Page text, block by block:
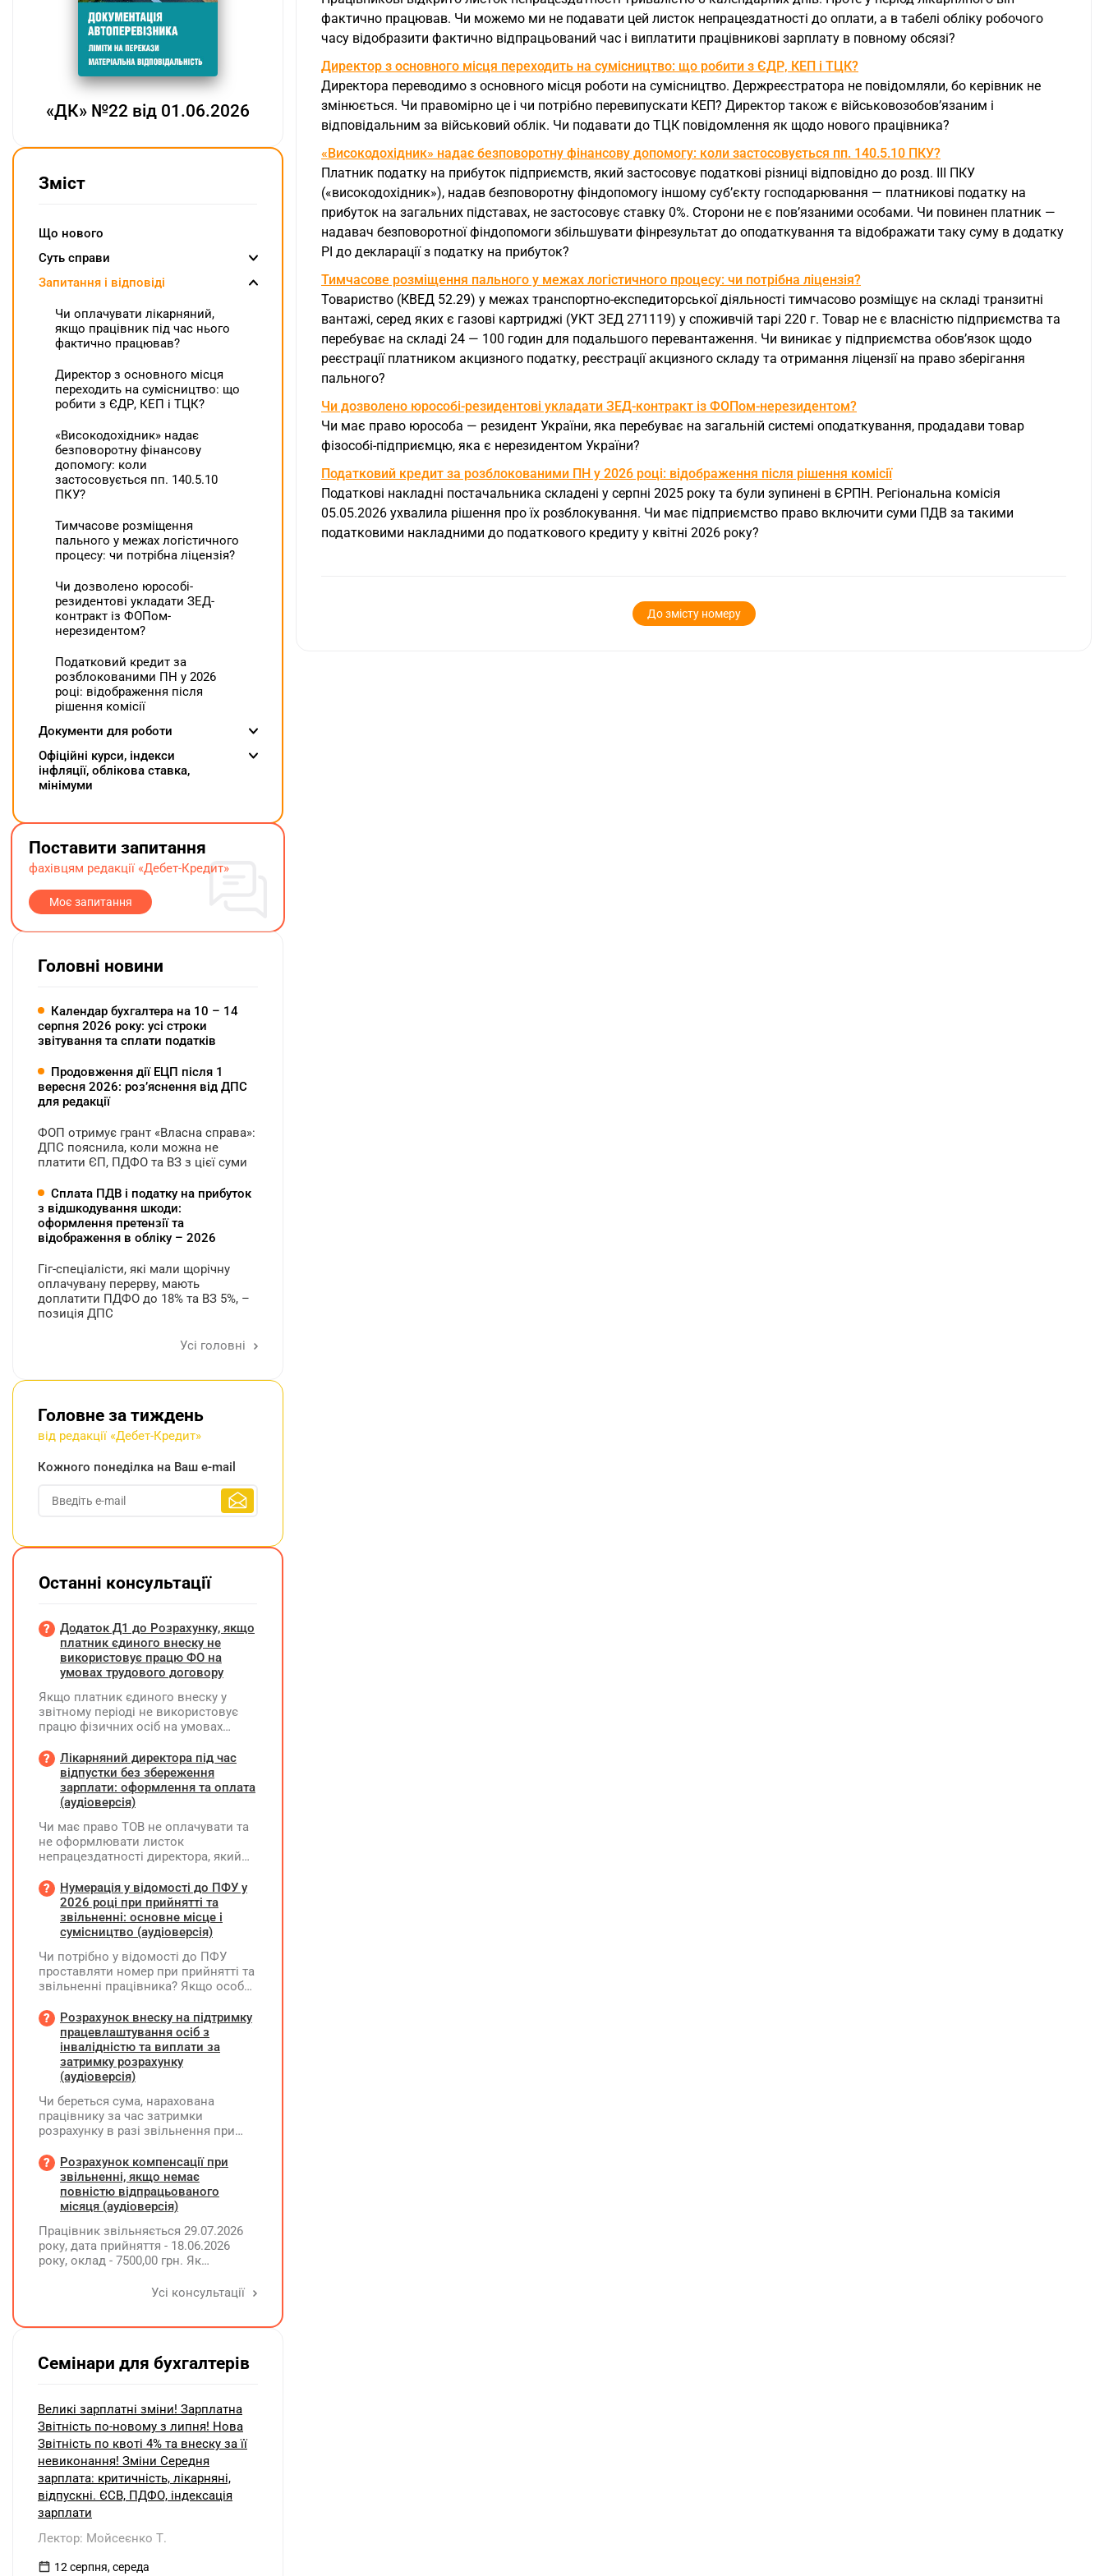
«ДК» №22 від 01.06.2026
Зміст
Що нового
Суть справи
Запитання і відповіді
Чи оплачувати лікарняний,
якщо працівник під час нього
фактично працював?
Директор з основного місця
переходить на сумісництво: що
робити з ЄДР, КЕП і ТЦК?
«Високодохідник» надає
безповоротну фінансову
допомогу: коли
застосовується пп. 140.5.10
ПКУ?
Тимчасове розміщення
пального у межах логістичного
процесу: чи потрібна ліцензія?
Чи дозволено юрособі-
резидентові укладати ЗЕД-
контракт із ФОПом-
нерезидентом?
Податковий кредит за
розблокованими ПН у 2026
році: відображення після
рішення комісії
Документи для роботи
Oфіційні курси, індекcи
інфляції, облікова ставка,
мінімуми
Поставити запитання
фахівцям редакції «Дебет-Кредит»
Моє запитання
Головні новини
Календар бухгалтера на 10 – 14
серпня 2026 року: усі строки
звітування та сплати податків
Продовження дії ЕЦП після 1
вересня 2026: розʼяснення від ДПС
для редакції
ФОП отримує грант «Власна справа»:
ДПС пояснила, коли можна не
платити ЄП, ПДФО та ВЗ з цієї суми
Сплата ПДВ і податку на прибуток
з відшкодування шкоди:
оформлення претензії та
відображення в обліку – 2026
Гіг-спеціалісти, які мали щорічну
оплачувану перерву, мають
доплатити ПДФО до 18% та ВЗ 5%, –
позиція ДПС
Усі головні
Головне за тиждень
від редакції «Дебет-Кредит»
Кожного понеділка на Ваш e-mail
Останні консультації
Додаток Д1 до Розрахунку, якщо
платник єдиного внеску не
використовує працю ФО на
умовах трудового договору
Якщо платник єдиного внеску у
звітному періоді не використовує
працю фізичних осіб на умовах
на інших умовах, передбачених
законодавством, Додаток Д1/
Додаток ФІЗ-Д1 за відповідний
період не подається
Лікарняний директора під час
відпустки без збереження
зарплати: оформлення та оплата
(аудіоверсія)
Чи має право ТОВ не оплачувати та
не оформлювати листок
непрацездатності директора, який
збереження заробітної плати під час
призупинення діяльності
підприємства?
Нумерація у відомості до ПФУ у
2026 році при прийнятті та
звільненні: основне місце і
сумісництво (аудіоверсія)
Чи потрібно у відомості до ПФУ
проставляти номер при прийнятті та
звільненні працівника? Якщо особа
місцем роботи та за сумісництвом,
чи рахується це як два роботодавці?
Розрахунок внеску на підтримку
працевлаштування осіб з
інвалідністю та виплати за
затримку розрахунку
(аудіоверсія)
Чи береться сума, нарахована
працівнику за час затримки
розрахунку в разі звільнення при
заробітної плати (винагороди), для
розрахунку внеску на підтримку
працевлаштування осіб з
інвалідністю?
Розрахунок компенсації при
звільненні, якщо немає
повністю відпрацьованого
місяця (аудіоверсія)
Працівник звільняється 29.07.2026
року, дата прийняття - 18.06.2026
року, оклад - 7500,00 грн. Як
невикористаних днів відпустки при
Усі консультації
Семінари для бухгалтерів
Великі зарплатні зміни! Зарплатна
Звітність по-новому з липня! Нова
Звітність по квоті 4% та внеску за її
невиконання! Зміни Середня
зарплата: критичність, лікарняні,
відпускні. ЄСВ, ПДФО, індексація
зарплати
Лектор: Мойсеєнко Т.
12 серпня, середа
фактично працював. Чи можемо ми не подавати цей листок непрацездатності до оплати, а в табелі обліку робочого
часу відобразити фактично відпрацьований час і виплатити працівникові зарплату в повному обсязі?
Директор з основного місця переходить на сумісництво: що робити з ЄДР, КЕП і ТЦК?
Директора переводимо з основного місця роботи на сумісництво. Держреєстратора не повідомляли, бо керівник не
змінюється. Чи правомірно це і чи потрібно перевипускати КЕП? Директор також є військовозобов’язаним і
відповідальним за військовий облік. Чи подавати до ТЦК повідомлення як щодо нового працівника?
«Високодохідник» надає безповоротну фінансову допомогу: коли застосовується пп. 140.5.10 ПКУ?
Платник податку на прибуток підприємств, який застосовує податкові різниці відповідно до розд. ІІІ ПКУ
(«високодохідник»), надав безповоротну фіндопомогу іншому суб’єкту господарювання — платникові податку на
прибуток на загальних підставах, не застосовує ставку 0%. Сторони не є пов’язаними особами. Чи повинен платник —
надавач безповоротної фіндопомоги збільшувати фінрезультат до оподаткування та відображати таку суму в додатку
РІ до декларації з податку на прибуток?
Тимчасове розміщення пального у межах логістичного процесу: чи потрібна ліцензія?
Товариство (КВЕД 52.29) у межах транспортно-експедиторської діяльності тимчасово розміщує на складі транзитні
вантажі, серед яких є газові картриджі (УКТ ЗЕД 271119) у споживчій тарі 220 г. Товар не є власністю підприємства та
перебуває на складі 24 — 100 годин для подальшого перевантаження. Чи виникає у підприємства обов’язок щодо
реєстрації платником акцизного податку, реєстрації акцизного складу та отримання ліцензії на право зберігання
пального?
Чи дозволено юрособі-резидентові укладати ЗЕД-контракт із ФОПом-нерезидентом?
Чи має право юрособа — резидент України, яка перебуває на загальній системі оподаткування, продадави товар
фізособі-підприємцю, яка є нерезидентом України?
Податковий кредит за розблокованими ПН у 2026 році: відображення після рішення комісії
Податкові накладні постачальника складені у серпні 2025 року та були зупинені в ЄРПН. Регіональна комісія
05.05.2026 ухвалила рішення про їх розблокування. Чи має підприємство право включити суми ПДВ за такими
податковими накладними до податкового кредиту у квітні 2026 року?
До змісту номеру